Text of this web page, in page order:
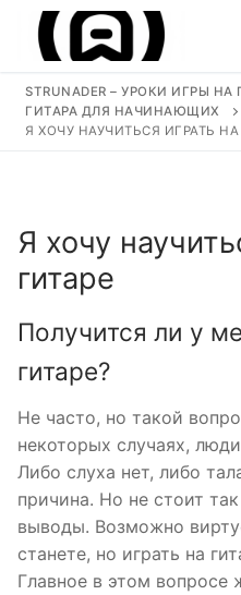
Перейти
содержимому
Уроки
Ноты для гитары
Виртуозы гитаристы
STRUNADER – УРОКИ ИГРЫ НА
ГИТАРА ДЛЯ НАЧИНАЮЩИХ
Я ХОЧУ НАУЧИТЬСЯ ИГРАТЬ НА
Я хочу
гитаре
Получится ли у
гитаре?
Не часто, но такой
некоторых случаях,
Либо слуха нет, либо
причина. Но не стоит
выводы. Возможно
станете, но играть на
Главное в этом вопросе